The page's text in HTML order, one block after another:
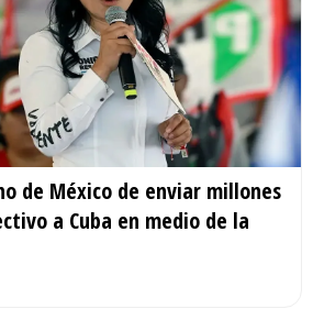
de México de enviar millones
a Cuba en medio de la